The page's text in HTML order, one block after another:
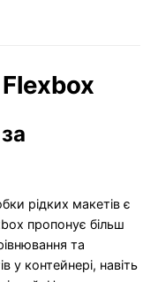
рідких макетів є
пропонує більш
та
у контейнері, навіть